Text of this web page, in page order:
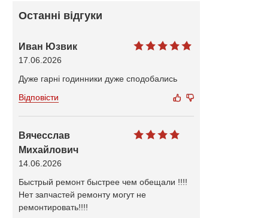
Останні відгуки
Иван Юзвик
17.06.2026
Дуже гарні годинники дуже сподобались
Відповісти
Вячесслав
Михайлович
14.06.2026
Быстрый ремонт быстрее чем обещали !!!!
Нет запчастей ремонту могут не
ремонтировать!!!!